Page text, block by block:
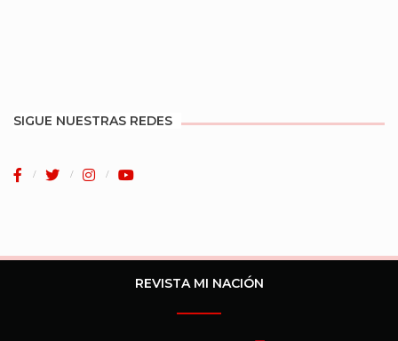
SIGUE NUESTRAS REDES
REVISTA MI NACIÓN